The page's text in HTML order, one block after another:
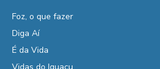
Foz, o que fazer
Diga Aí
É da Vida
Vidas do Iguaçu